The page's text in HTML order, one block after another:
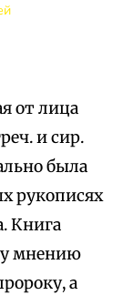
от лица
и сир.
была
рукописях
Книга
мнению
а